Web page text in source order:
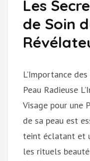
Les
de Soin
L’Importance
Peau Radieuse
Visage pour une
de sa peau est
teint éclatant et
les rituels